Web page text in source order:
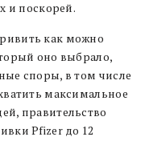
и поскорей.
как можно
оно выбрало,
споры, в том числе
максимальное
правительство
Pfizer до 12